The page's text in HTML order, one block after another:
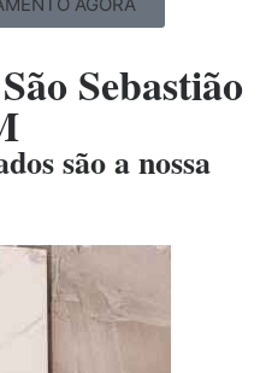
Sebastião
são a nossa